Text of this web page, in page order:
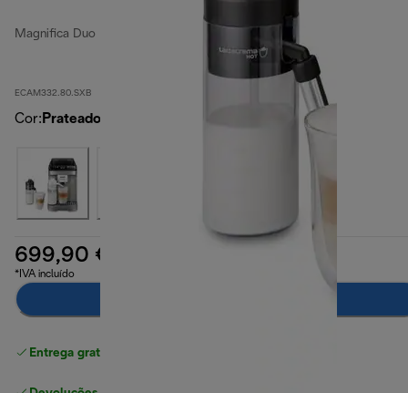
Magnifica Duo
ECAM332.80.SXB
Cor: Prateado
699,90 €
*IVA incluído
Entrega gratuita padrão